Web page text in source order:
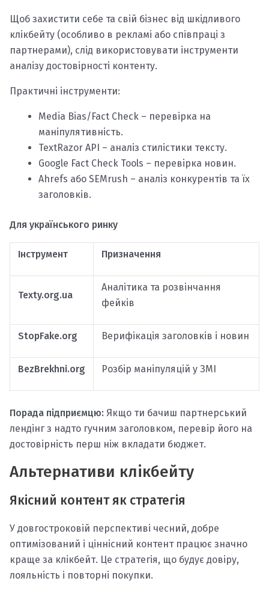
Щоб захистити себе та свій бізнес від шкідливого
клікбейту (особливо в рекламі або співпраці з
партнерами), слід використовувати інструменти
аналізу достовірності контенту.
Практичні інструменти:
Media Bias/Fact Check – перевірка на
маніпулятивність.
TextRazor API – аналіз стилістики тексту.
Google Fact Check Tools – перевірка новин.
Ahrefs або SEMrush – аналіз конкурентів та їх
заголовків.
Для українського ринку
Інструмент Призначення
Texty.org.ua
Аналітика та розвінчання
фейків
StopFake.org Верифікація заголовків і новин
BezBrekhni.org Розбір маніпуляцій у ЗМІ
Порада підприємцю: Якщо ти бачиш партнерський
лендінг з надто гучним заголовком, перевір його на
достовірність перш ніж вкладати бюджет.
Альтернативи клікбейту
Якісний контент як стратегія
У довгостроковій перспективі чесний, добре
оптимізований і ціннісний контент працює значно
краще за клікбейт. Це стратегія, що будує довіру,
лояльність і повторні покупки.